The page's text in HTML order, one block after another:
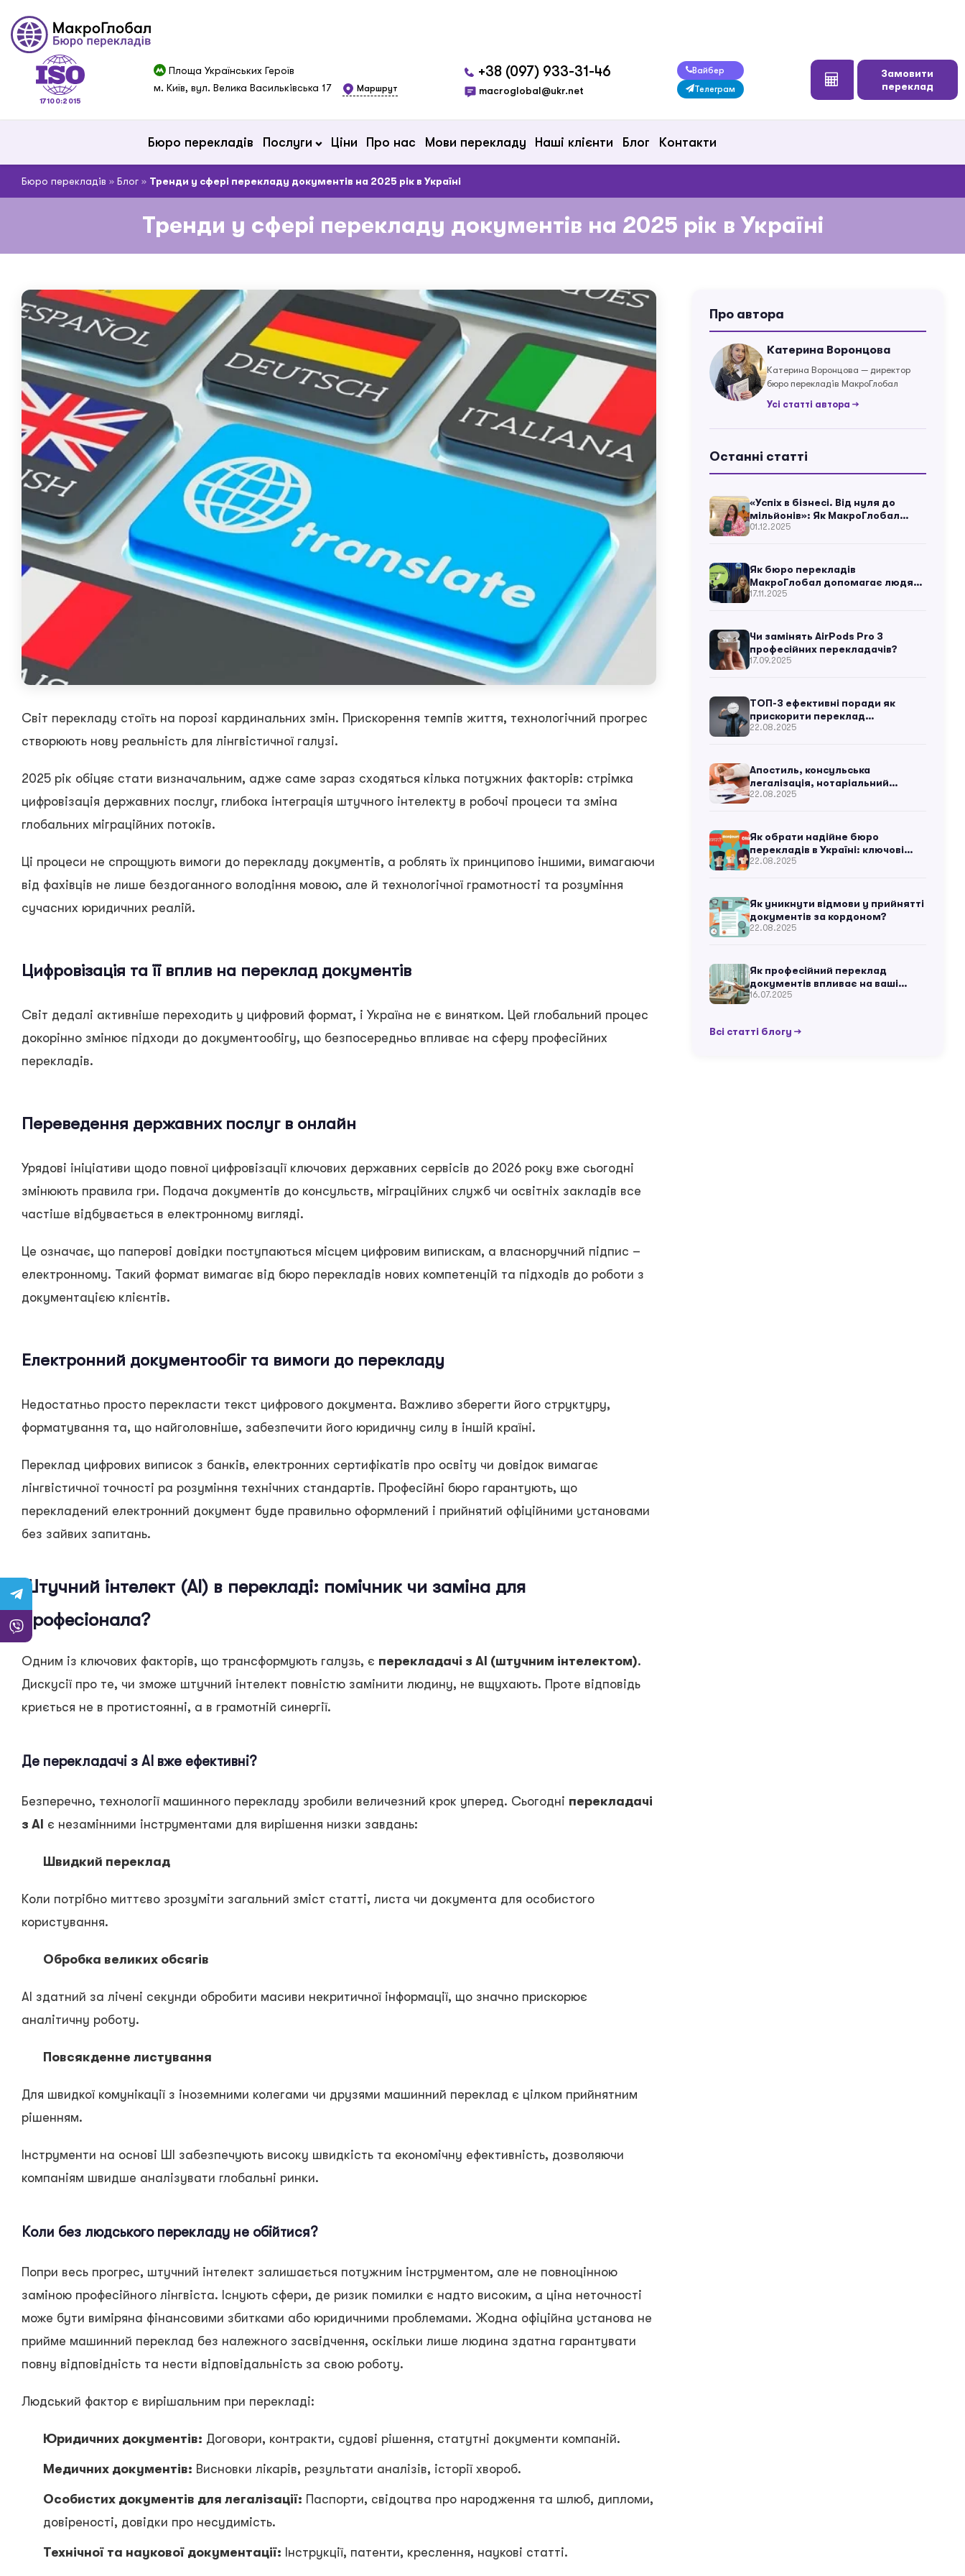
17100:2015
Площа Українських Героїв
м. Київ, вул. Велика Васильківська 17
Маршрут
+38 (097) 933-31-46
macroglobal@ukr.net
Вайбер
Телеграм
Замовити
переклад
Бюро перекладів Послуги Ціни Про нас Мови перекладу Наші клієнти Блог Контакти
Бюро перекладів » Блог » Тренди у сфері перекладу документів на 2025 рік в Україні
Тренди у сфері перекладу документів на 2025 рік в Україні
Світ перекладу стоїть на порозі кардинальних змін. Прискорення темпів життя, технологічний прогрес
створюють нову реальність для лінгвістичної галузі.
2025 рік обіцяє стати визначальним, адже саме зараз сходяться кілька потужних факторів: стрімка
цифровізація державних послуг, глибока інтеграція штучного інтелекту в робочі процеси та зміна
глобальних міграційних потоків.
Ці процеси не спрощують вимоги до перекладу документів, а роблять їх принципово іншими, вимагаючи
від фахівців не лише бездоганного володіння мовою, але й технологічної грамотності та розуміння
сучасних юридичних реалій.
Цифровізація та її вплив на переклад документів
Світ дедалі активніше переходить у цифровий формат, і Україна не є винятком. Цей глобальний процес
докорінно змінює підходи до документообігу, що безпосередньо впливає на сферу професійних
перекладів.
Переведення державних послуг в онлайн
Урядові ініціативи щодо повної цифровізації ключових державних сервісів до 2026 року вже сьогодні
змінюють правила гри. Подача документів до консульств, міграційних служб чи освітніх закладів все
частіше відбувається в електронному вигляді.
Це означає, що паперові довідки поступаються місцем цифровим випискам, а власноручний підпис –
електронному. Такий формат вимагає від бюро перекладів нових компетенцій та підходів до роботи з
документацією клієнтів.
Електронний документообіг та вимоги до перекладу
Недостатньо просто перекласти текст цифрового документа. Важливо зберегти його структуру,
форматування та, що найголовніше, забезпечити його юридичну силу в іншій країні.
Переклад цифрових виписок з банків, електронних сертифікатів про освіту чи довідок вимагає
лінгвістичної точності ра розуміння технічних стандартів. Професійні бюро гарантують, що
перекладений електронний документ буде правильно оформлений і прийнятий офіційними установами
без зайвих запитань.
Штучний інтелект (AI) в перекладі: помічник чи заміна для
професіонала?
Одним із ключових факторів, що трансформують галузь, є перекладачі з AI (штучним інтелектом).
Дискусії про те, чи зможе штучний інтелект повністю замінити людину, не вщухають. Проте відповідь
криється не в протистоянні, а в грамотній синергії.
Де перекладачі з AI вже ефективні?
Безперечно, технології машинного перекладу зробили величезний крок уперед. Сьогодні перекладачі
з AI є незамінними інструментами для вирішення низки завдань:
Швидкий переклад
Коли потрібно миттєво зрозуміти загальний зміст статті, листа чи документа для особистого
користування.
Обробка великих обсягів
AI здатний за лічені секунди обробити масиви некритичної інформації, що значно прискорює
аналітичну роботу.
Повсякденне листування
Для швидкої комунікації з іноземними колегами чи друзями машинний переклад є цілком прийнятним
рішенням.
Інструменти на основі ШІ забезпечують високу швидкість та економічну ефективність, дозволяючи
компаніям швидше аналізувати глобальні ринки.
Коли без людського перекладу не обійтися?
Попри весь прогрес, штучний інтелект залишається потужним інструментом, але не повноцінною
заміною професійного лінгвіста. Існують сфери, де ризик помилки є надто високим, а ціна неточності
може бути виміряна фінансовими збитками або юридичними проблемами. Жодна офіційна установа не
прийме машинний переклад без належного засвідчення, оскільки лише людина здатна гарантувати
повну відповідність та нести відповідальність за свою роботу.
Людський фактор є вирішальним при перекладі:
Юридичних документів: Договори, контракти, судові рішення, статутні документи компаній.
Медичних документів: Висновки лікарів, результати аналізів, історії хвороб.
Особистих документів для легалізації: Паспорти, свідоцтва про народження та шлюб, дипломи,
довіреності, довідки про несудимість.
Технічної та наукової документації: Інструкції, патенти, креслення, наукові статті.
Про автора
Катерина Воронцова
Катерина Воронцова — директор
бюро перекладів МакроГлобал
Усі статті автора →
Останні статті
«Успіх в бізнесі. Від нуля до
мільйонів»: Як МакроГлобал
допоміг українській бізнес-
01.12.2025
Як бюро перекладів
МакроГлобал допомагає людям
і бізнесу? – Катерина Воронцова
17.11.2025
Чи замінять AirPods Pro 3
професійних перекладачів?
17.09.2025
ТОП-3 ефективні поради як
прискорити переклад
документів для бізнесу
22.08.2025
Апостиль, консульська
легалізація, нотаріальний
переклад: що це і яка різниця?
22.08.2025
Як обрати надійне бюро
перекладів в Україні: ключові
критерії
22.08.2025
Як уникнути відмови у прийнятті
документів за кордоном?
22.08.2025
Як професійний переклад
документів впливає на ваші
життєві ситуації?
16.07.2025
Всі статті блогу →